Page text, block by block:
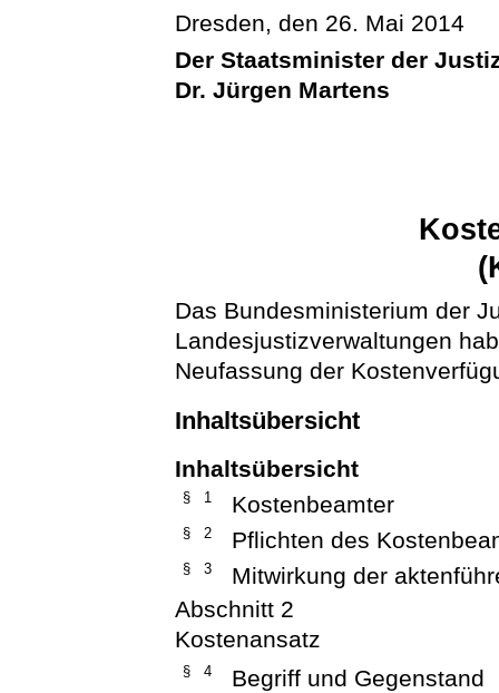
Dresden, den 26. Mai 2014
Der Staatsminister der
Dr. Jürgen Martens
Das Bundesministerium der
Landesjustizverwaltungen
Neufassung der
Inhaltsübersicht
Inhaltsübersicht
§ 1 Kostenbeamter
§ 2 Pflichten des
§ 3
Mitwirkung der
Abschnitt 2
Kostenansatz
§ 4 Begriff und Gegenstand